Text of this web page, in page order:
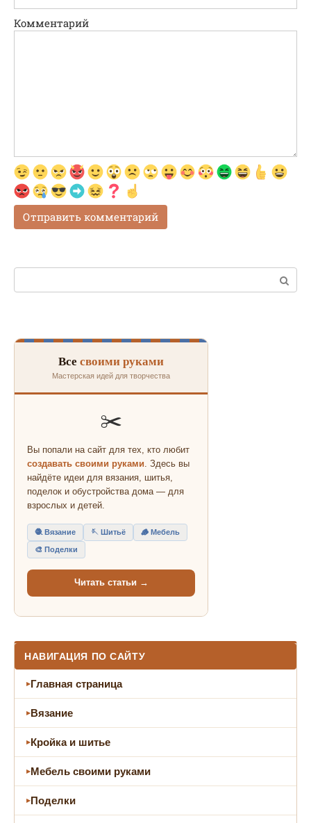
Комментарий
Поиск:
Все своими руками
Мастерская идей для творчества
✂️
Вы попали на сайт для тех, кто любит
создавать своими руками. Здесь вы
найдёте идеи для вязания, шитья,
поделок и обустройства дома — для
взрослых и детей.
🧶 Вязание 🪡 Шитьё 🪵 Мебель
🎨 Поделки
Читать статьи →
НАВИГАЦИЯ ПО САЙТУ
Главная страница
Вязание
Кройка и шитье
Мебель своими руками
Поделки